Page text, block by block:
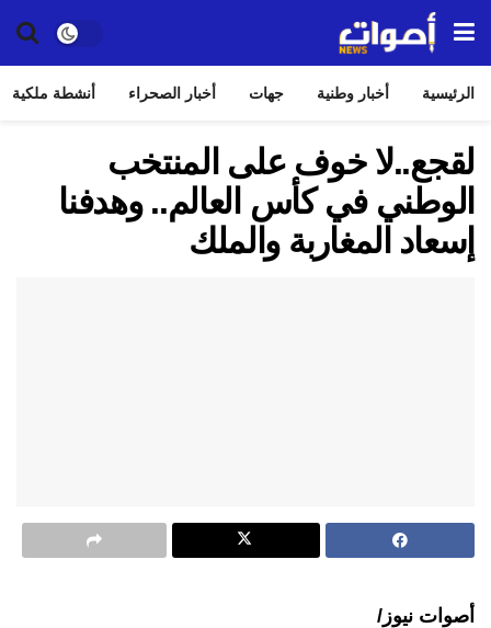
الرئيسية أخبار وطنية جهات أخبار الصحراء أنشطة ملكية
لقجع..لا خوف على المنتخب
الوطني في كأس العالم.. وهدفنا
إسعاد المغاربة والملك
أصوات نيوز/